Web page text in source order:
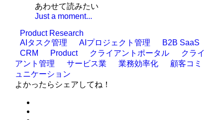
あわせて読みたい
Just a moment...
Product Research
AIタスク管理
AIプロジェクト管理
B2B SaaS
CRM
Product クライアントポータル
クライ
アント管理
サービス業 業務効率化
顧客コミ
ュニケーション
よかったらシェアしてね！